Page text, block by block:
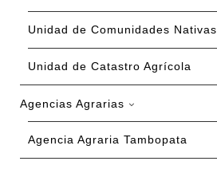
Unidad de Comunidades Nativas
Unidad de Catastro Agrícola
Agencias Agrarias
Agencia Agraria Tambopata